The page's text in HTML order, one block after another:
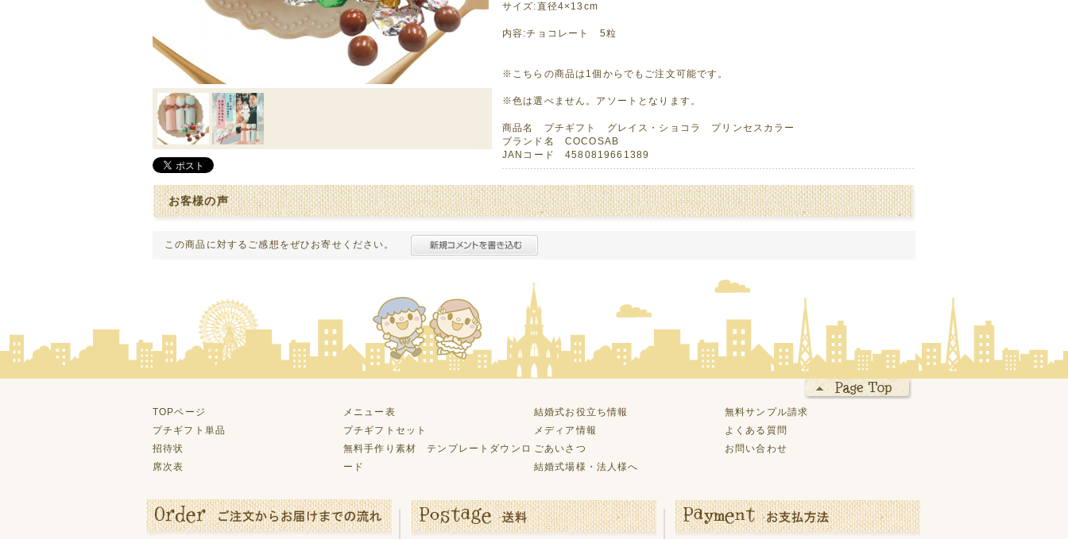
サイズ:直径4×13cm
内容:チョコレート 5粒
※こちらの商品は1個からでもご注文可能です。
※色は選べません。アソートとなります。
商品名 プチギフト グレイス・ショコラ プリンセスカラー
ブランド名 COCOSAB
JANコード 4580819661389
お客様の声
この商品に対するご感想をぜひお寄せください。
TOPページ
プチギフト単品
招待状
席次表
メニュー表
プチギフトセット
無料手作り素材 テンプレートダウンロ
ード
結婚式お役立ち情報
メディア情報
ごあいさつ
結婚式場様・法人様へ
無料サンプル請求
よくある質問
お問い合わせ